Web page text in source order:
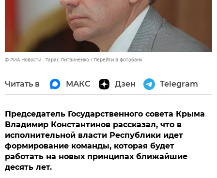
© РИА Новости . Тарас Литвиненко Перейти в фотобанк
Читать в МАКС Дзен Telegram
Председатель Государственного совета Крыма
Владимир Константинов рассказал, что в
исполнительной власти Республики идет
формирование команды, которая будет
работать на новых принципах ближайшие
десять лет.